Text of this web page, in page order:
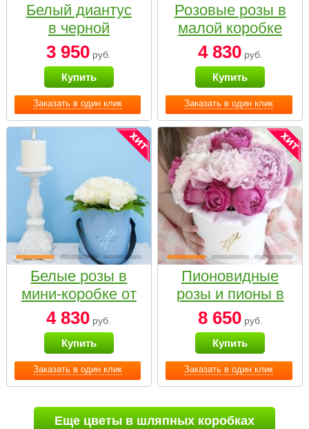
Заказать в один клик
Белый диантус
в черной
коробке Small
3 950 руб.
Купить
Заказать в один клик
Розовые розы в
малой коробке
4 830руб.
Купить
Заказать в один клик
Белые розы в
мини-коробке от
Bella Fiori
4 830 руб.
Купить
Заказать в один клик
Пионовидные
розы и пионы в
белой коробке
Small
8 650руб.
Купить
Еще цветы в шляпных коробках